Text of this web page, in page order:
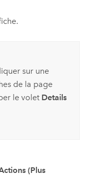
sur une
de la page
le volet Details
(Plus